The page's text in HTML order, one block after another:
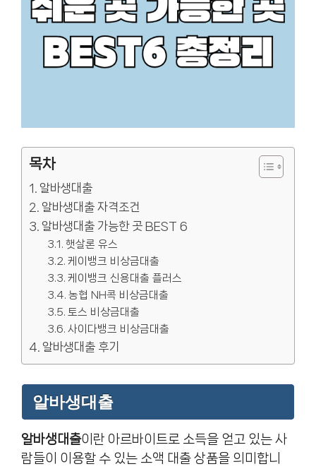
목차
알바생대출
알바생대출 자격조건
알바생대출 가능한 곳 BEST 6
햇살론 유스
케이뱅크 비상금대출
케이뱅크 신용대출 플러스
농협 NH콕 비상금대출
토스 비상금대출
사이다뱅크 비상금대출
알바생대출 후기
알바생대출
알바생대출이란 아르바이트로 소득을 얻고 있는 사
람들이 이용할 수 있는 소액 대출 상품을 의미합니